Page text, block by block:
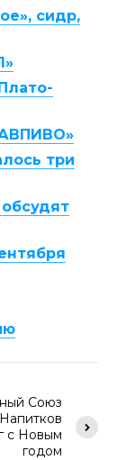
сидр,
три
Союз
с Новым
годом